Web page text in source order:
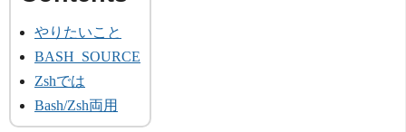
やりたいこと
BASH_SOURCE
Zshでは
Bash/Zsh両用